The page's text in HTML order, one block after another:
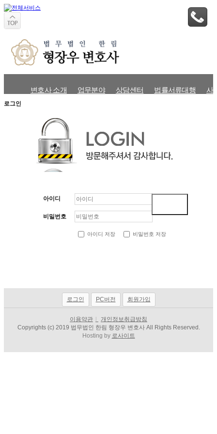
변호사 소개 업무분야 상담센터 법률서류대행 사
로그인
아이디
비밀번호
아이디 저장 비밀번호 저장
로그인 PC버전 회원가입
이용약관
개인정보취급방침
Copyrights (c) 2019 법무법인 한림 형장우 변호사 All Rights Reserved.
Hosting by 로사이트